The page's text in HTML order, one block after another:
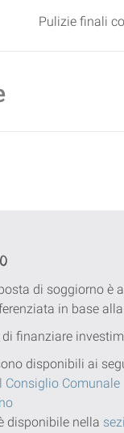
Pulizie finali
di soggiorno è
in base
finanziare
disponibili ai
Consiglio Comunale
disponibile nella